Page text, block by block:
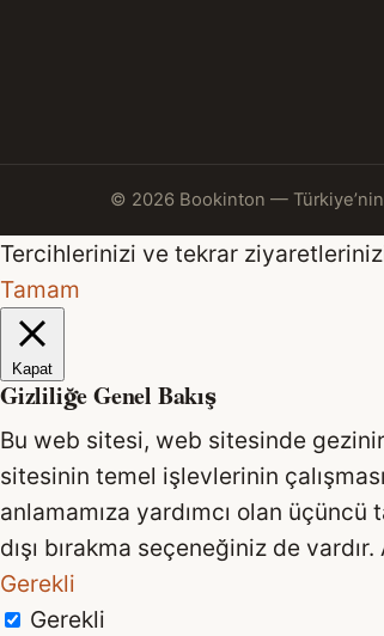
© 2026 Bookinton —
Tercihlerinizi ve tekrar
Tamam
Kapat
Gizliliğe Genel Bakış
Bu web sitesi, web sitesinde
sitesinin temel işlevlerinin
anlamamıza yardımcı olan
dışı bırakma seçeneğiniz de
Gerekli
Gerekli